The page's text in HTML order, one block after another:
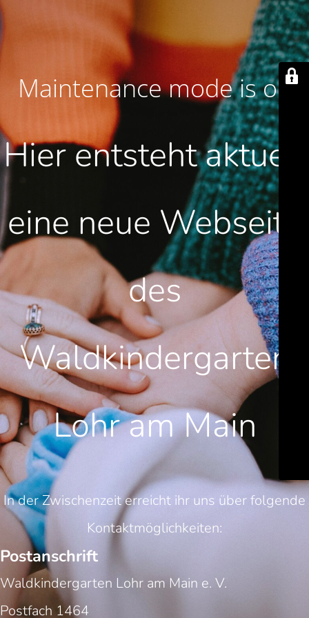
Maintenance mode is on
Hier entsteht aktuell
eine neue Webseite
des
Waldkindergarten
Lohr am Main
In der Zwischenzeit erreicht ihr uns über folgende
Kontaktmöglichkeiten:
Postanschrift
Waldkindergarten Lohr am Main e. V.
Postfach 1464